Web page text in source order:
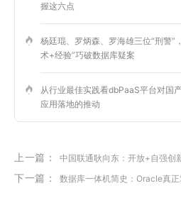
握这六点
杨廷琨、罗炳森、罗海雄三位“刑警”
术+经验”巧破数据库疑案
从行业最佳实践看dbPaaS平台对国
应用落地的推动
上一篇： 中国联通耿向东：开放+自强创
下一篇： 数据库一体机简史：Oracle真